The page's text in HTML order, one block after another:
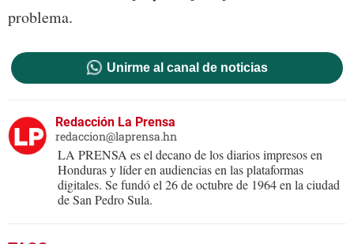
problema.
Unirme al canal de noticias
Redacción La Prensa
redaccion@laprensa.hn
LA PRENSA es el decano de los diarios impresos en
Honduras y líder en audiencias en las plataformas
digitales. Se fundó el 26 de octubre de 1964 en la ciudad
de San Pedro Sula.